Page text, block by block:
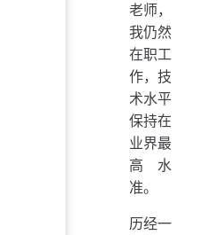
老师，
我仍然
在职工
作，技
术水平
保持在
业界最
高水
准。
历经一